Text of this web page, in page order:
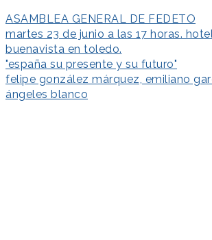
ASAMBLEA GENERAL DE FEDETO
martes 23 de junio a las 17 horas.
buenavista en toledo.
"españa su presente y su futuro"
felipe gonzález márquez, emiliano
ángeles blanco